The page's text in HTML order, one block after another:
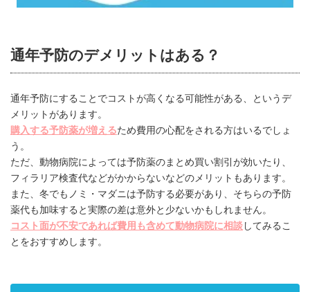
通年予防のデメリットはある？
通年予防にすることでコストが高くなる可能性がある、というデ
メリットがあります。
購入する予防薬が増えるため費用の心配をされる方はいるでしょ
う。
ただ、動物病院によっては予防薬のまとめ買い割引が効いたり、
フィラリア検査代などがかからないなどのメリットもあります。
また、冬でもノミ・マダニは予防する必要があり、そちらの予防
薬代も加味すると実際の差は意外と少ないかもしれません。
コスト面が不安であれば費用も含めて動物病院に相談してみるこ
とをおすすめします。